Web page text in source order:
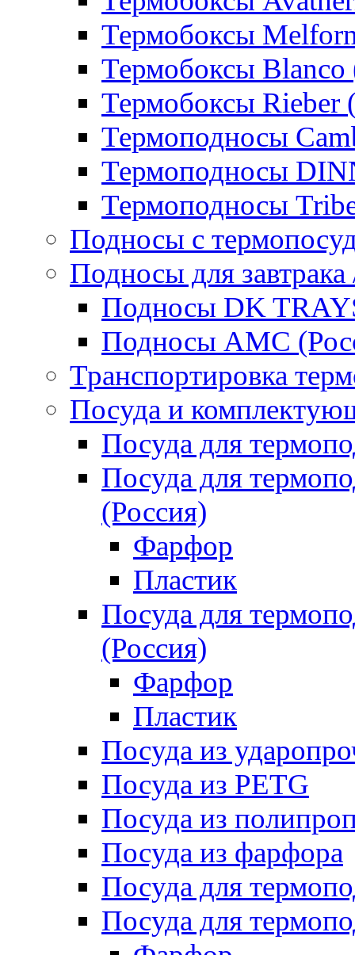
Термобоксы
Термобоксы Blanco
Термобоксы Rieber
Термоподносы
Термоподносы
Термоподносы
Подносы с
Подносы для завтрака
Подносы DK
Подносы AMC
Транспортировка
Посуда и
Посуда для
Посуда для
(Россия)
Фарфор
Пластик
Посуда для
(Россия)
Фарфор
Пластик
Посуда из
Посуда из PETG
Посуда из
Посуда из фарфора
Посуда для
Посуда для